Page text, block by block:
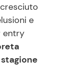
e
entry